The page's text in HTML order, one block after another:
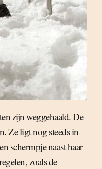
zijn weggehaald. De
Ze ligt nog steeds in
schermpje naast haar
zoals de